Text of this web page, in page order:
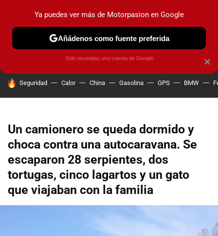
PRUEBAS COCHES ELÉCTRICOS OBSERVATORIO
HOY SE HABLA DE
Seguridad Calor China Gasolina GPS BMW
Un camionero se queda dormido y
choca contra una autocaravana. Se
escaparon 28 serpientes, dos
tortugas, cinco lagartos y un gato
que viajaban con la familia
×
Ya puedes ver más de Motorpasion en Google
Añádenos como fuente preferida
Solo necesitas una cuenta de Google